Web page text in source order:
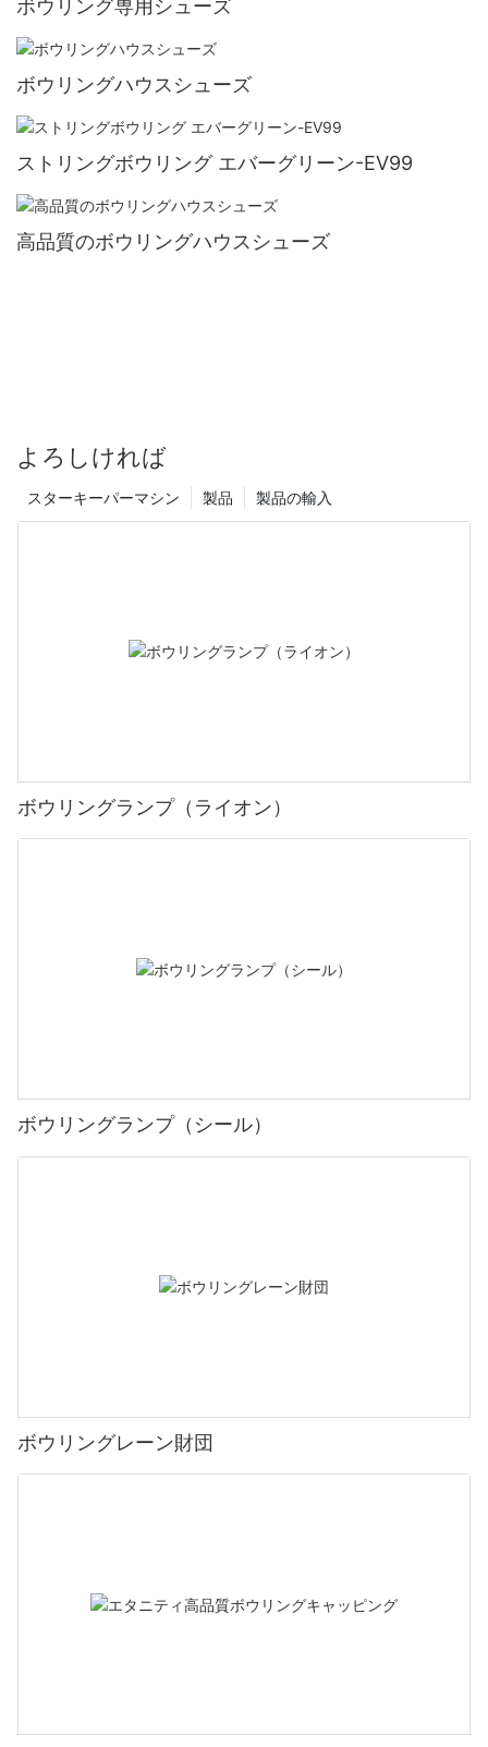
ボウリング専用シューズ
ボウリングハウスシューズ
ストリングボウリング エバーグリーン-EV99
高品質のボウリングハウスシューズ
よろしければ
製品の輸入
製品
スターキーパーマシン
ボウリングランプ（ライオン）
ボウリングランプ（シール）
ボウリングレーン財団